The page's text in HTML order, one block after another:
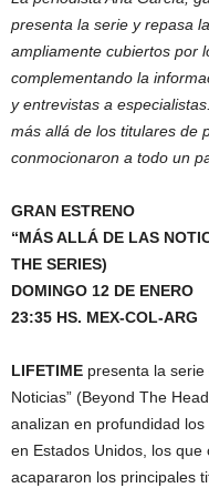
presenta la serie y repasa
ampliamente cubiertos por
complementando la
y entrevistas a
más allá de los titulares de
conmocionaron a todo un
GRAN ESTRENO
“MÁS ALLÁ DE LAS
THE SERIES)
DOMINGO 12 DE ENERO
23:35 HS. MEX-COL-ARG
LIFETIME presenta la serie
Noticias” (Beyond The
analizan en profundidad
en Estados Unidos, los
acapararon los principales